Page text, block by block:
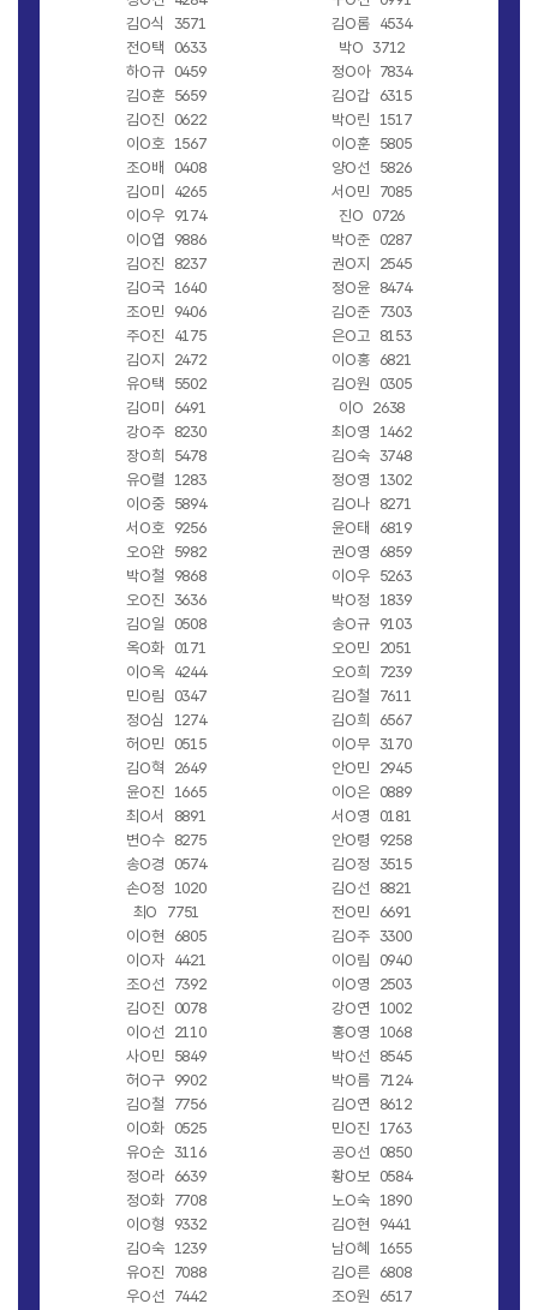
김O식
3571 김O롬
4534
전O택
0633 박O 3712
하O규
0459 정O아
7834
김O훈
5659 김O갑
6315
김O진
0622 박O린
1517
이O호
1567 이O훈
5805
조O배
0408 양O선
5826
김O미
4265 서O민
7085
이O우
9174 진O 0726
이O엽
9886 박O준
0287
김O진
8237 권O지
2545
김O국
1640 정O윤
8474
조O민
9406 김O준
7303
주O진
4175 은O고
8153
김O지
2472 이O홍
6821
유O택
5502 김O원
0305
김O미
6491 이O 2638
강O주
8230 최O영
1462
장O희
5478 김O숙 3748
유O렬
1283 정O영
1302
이O중
5894 김O나
8271
서O호
9256 윤O태
6819
오O완
5982 권O영
6859
박O철
9868 이O우
5263
오O진 3636 박O정
1839
김O일
0508 송O규
9103
옥O화
0171 오O민
2051
이O옥
4244 오O희
7239
민O림
0347 김O철
7611
정O심
1274 김O희
6567
허O민
0515 이O무 3170
김O혁
2649 안O민
2945
윤O진
1665 이O은
0889
최O서
8891 서O영
0181
변O수
8275 안O령
9258
송O경
0574 김O정 3515
손O정
1020 김O선
8821
최O
7751 전O민
6691
이O현
6805 김O주 3300
이O자
4421 이O림
0940
조O선
7392 이O영
2503
김O진
0078 강O연
1002
이O선
2110 홍O영
1068
사O민
5849 박O선
8545
허O구
9902 박O름
7124
김O철
7756 김O연
8612
이O화
0525 민O진
1763
유O순 3116 공O선
0850
정O라
6639 황O보
0584
정O화
7708 노O숙
1890
이O형
9332 김O현
9441
김O숙
1239 남O혜
1655
유O진
7088 김O른
6808
우O선
7442 조O원
6517